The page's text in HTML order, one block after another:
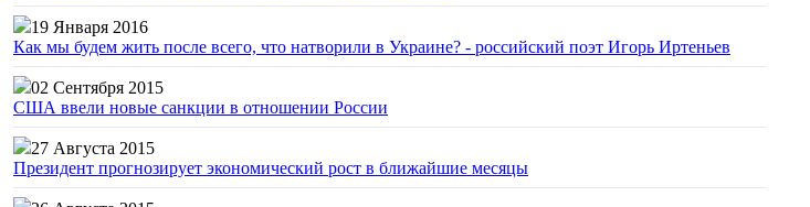
19 Января 2016
Как мы будем жить после всего, что натворили в Украине? - российский поэт Игорь Иртеньев
02 Сентября 2015
США ввели новые санкции в отношении России
27 Августа 2015
Президент прогнозирует экономический рост в ближайшие месяцы